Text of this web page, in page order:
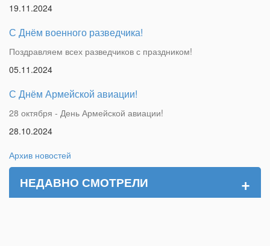
19.11.2024
С Днём военного разведчика!
Поздравляем всех разведчиков с праздником!
05.11.2024
С Днём Армейской авиации!
28 октября - День Армейской авиации!
28.10.2024
Архив новостей
НЕДАВНО СМОТРЕЛИ +